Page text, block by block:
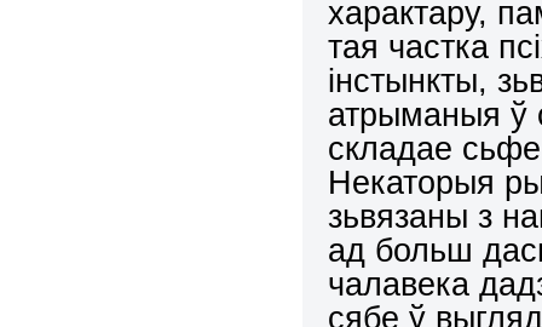
характару,
тая частка
інстынкты,
атрыманыя ў
складае
Некаторыя
зьвязаны з
ад больш
чалавека
сябе ў